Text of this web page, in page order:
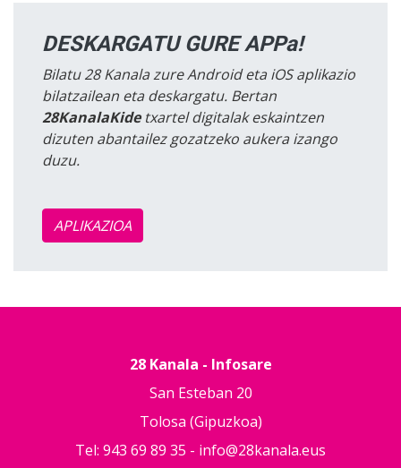
DESKARGATU GURE APPa!
Bilatu 28 Kanala zure Android eta iOS aplikazio
bilatzailean eta deskargatu. Bertan
28KanalaKidetxartel digitalak eskaintzen
dizuten abantailez gozatzeko aukera izango
duzu.
APLIKAZIOA
28 Kanala - Infosare
San Esteban 20
Tolosa (Gipuzkoa)
Tel: 943 69 89 35 - info@28kanala.eus